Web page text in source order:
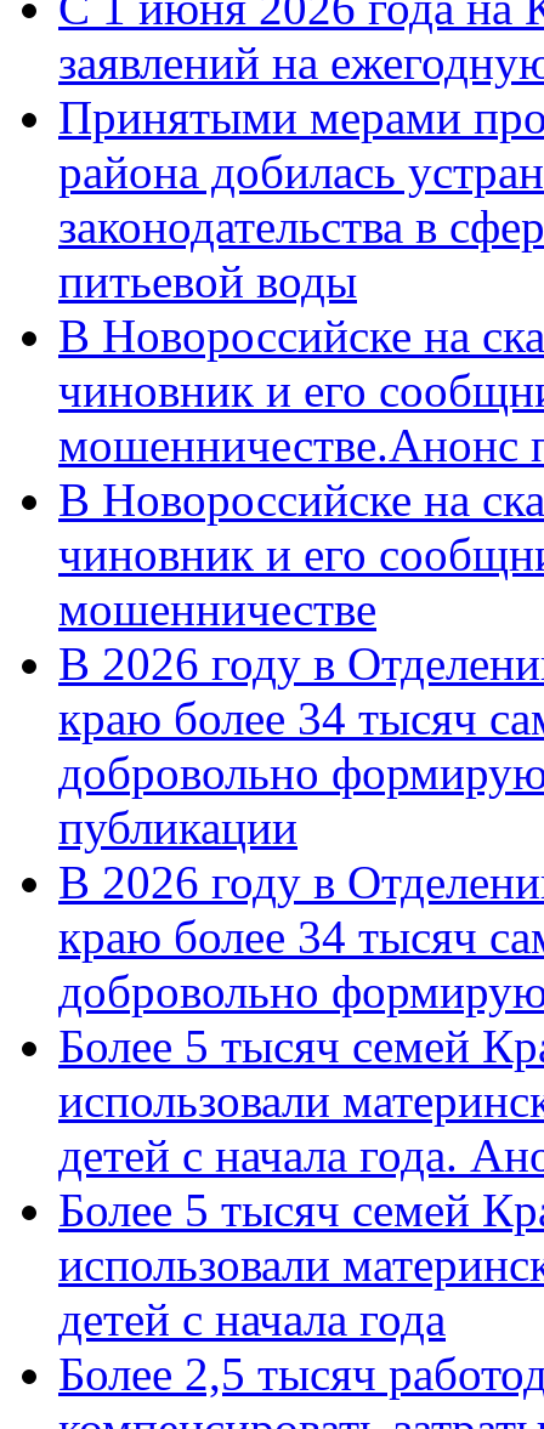
заявлений на
Принятыми мерами
района добилась
законодательства в
питьевой воды
В Новороссийске на
чиновник и его
мошенничестве.Анонс
В Новороссийске на
чиновник и его
мошенничестве
В 2026 году в
краю более 34 тысяч
добровольно
публикации
В 2026 году в
краю более 34 тысяч
добровольно
Более 5 тысяч семей
использовали
детей с начала года.
Более 5 тысяч семей
использовали
детей с начала года
Более 2,5 тысяч